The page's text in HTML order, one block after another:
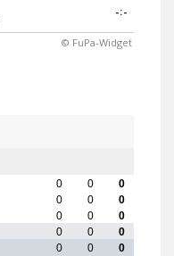
-:-
© FuPa-Widget
0 0
0
0 0
0
0 0
0
0 0
0
0 0
0